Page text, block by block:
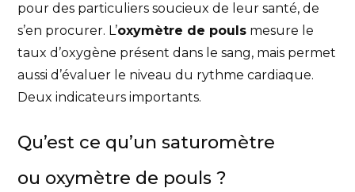
pour des particuliers soucieux de leur santé, de
s’en procurer. L’oxymètre de pouls mesure le
taux d’oxygène présent dans le sang, mais permet
aussi d’évaluer le niveau du rythme cardiaque.
Deux indicateurs importants.
Qu’est ce qu’un saturomètre
ou oxymètre de pouls ?